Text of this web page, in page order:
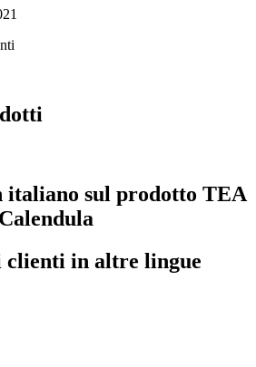
italiano sul prodotto TEA
clienti in altre lingue